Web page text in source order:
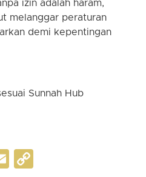
izin adalah haram,
melanggar peraturan
demi kepentingan
Sunnah Hub
Email